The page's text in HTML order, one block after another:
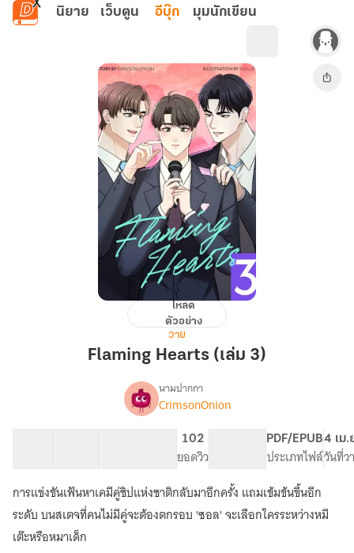
ข้ามไปยังเนื้อหาหลัก
นิยาย เว็บตูน อีบุ๊ก มุมนักเขียน
Flaming
Hearts
(เล่ม
โหลด
ตัวอย่าง
วาย
Flaming Hearts (เล่ม 3)
เรื่องFlaming
ไฟ
รัก
บน
ส
เต
จร้อน
นามปากกา
CrimsonOnion
102
ยอดวิว
PDF/EPUB
ประเภทไฟล์
4 เม.
วันที่ว
การแข่งขันเฟ้นหาเคมีคู่ชิปแห่งชาติกลับมาอีกครั้ง แถมเข้มข้นขึ้นอีก
ระดับ บนสเตจที่คนไม่มีคู่จะต้องตกรอบ 'ซอล' จะเลือกใครระหว่างหมี
เต๊ะหรือหมาเด็ก